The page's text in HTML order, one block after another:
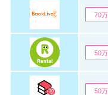
70
50
50